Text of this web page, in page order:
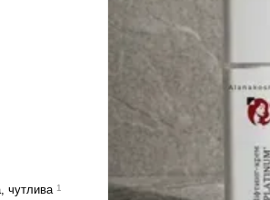
чутлива 1